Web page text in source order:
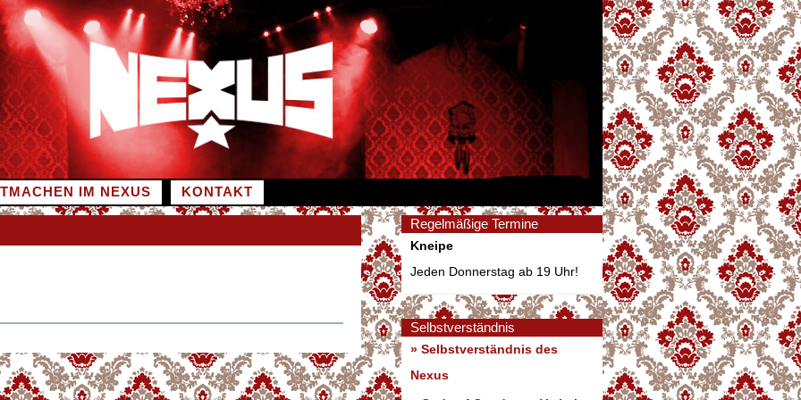
IM NEXUS KONTAKT
Regelmäßige Termine
Kneipe
Jeden Donnerstag ab 19 Uhr!
Selbstverständnis
» Selbstverständnis des
Nexus